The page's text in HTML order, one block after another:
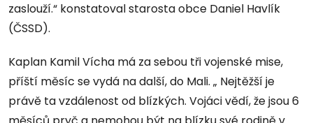
zaslouží.“ konstatoval starosta obce Daniel Havlík
(ČSSD).
Kaplan Kamil Vícha má za sebou tři vojenské mise,
příští měsíc se vydá na další, do Mali. „ Nejtěžší je
právě ta vzdálenost od blízkých. Vojáci vědí, že jsou 6